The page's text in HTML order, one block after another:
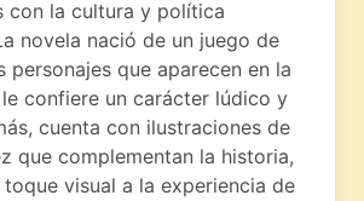
con la cultura y política
novela nació de un juego de
personajes que aparecen en la
confiere un carácter lúdico y
cuenta con ilustraciones de
que complementan la historia,
visual a la experiencia de